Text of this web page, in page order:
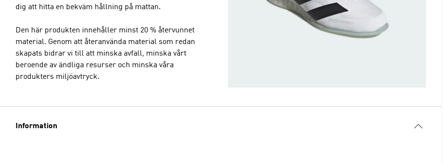
dig att hitta en bekväm hållning på mattan.
Den här produkten innehåller minst 20 % återvunnet
material. Genom att återanvända material som redan
skapats bidrar vi till att minska avfall, minska vårt
beroende av ändliga resurser och minska våra
produkters miljöavtryck.
Information